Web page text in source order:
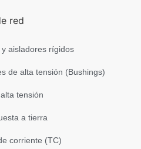
red
aisladores rígidos
de alta tensión (Bushings)
tensión
a tierra
corriente (TC)